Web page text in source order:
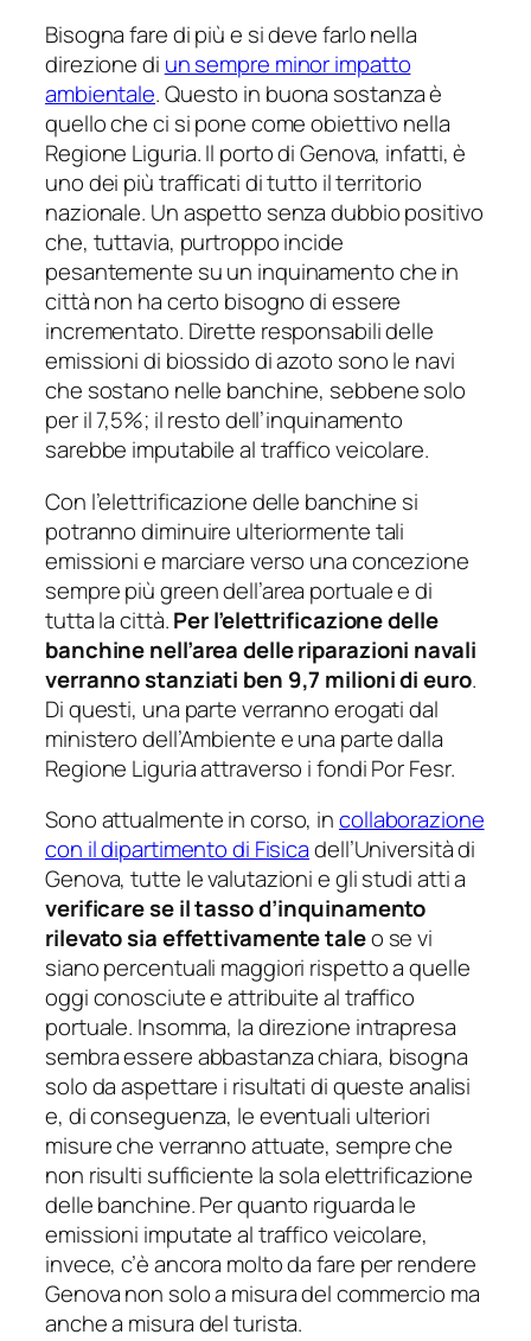
Bisogna fare di più e si deve farlo nella
direzione di un sempre minor impatto
ambientale. Questo in buona sostanza è
quello che ci si pone come obiettivo nella
Regione Liguria. Il porto di Genova, infatti, è
uno dei più trafficati di tutto il territorio
nazionale. Un aspetto senza dubbio positivo
che, tuttavia, purtroppo incide
pesantemente su un inquinamento che in
città non ha certo bisogno di essere
incrementato. Dirette responsabili delle
emissioni di biossido di azoto sono le navi
che sostano nelle banchine, sebbene solo
per il 7,5%; il resto dell’inquinamento
sarebbe imputabile al traffico veicolare.
Con l’elettrificazione delle banchine si
potranno diminuire ulteriormente tali
emissioni e marciare verso una concezione
sempre più green dell’area portuale e di
tutta la città.Per l’elettrificazione delle
banchine nell’area delle riparazioni navali
verranno stanziati ben 9,7 milioni di euro.
Di questi, una parte verranno erogati dal
ministero dell’Ambiente e una parte dalla
Regione Liguria attraverso i fondi Por Fesr.
Sono attualmente in corso, incollaborazione
con il dipartimento di Fisicadell’Università di
Genova, tutte le valutazioni e gli studi atti a
verificare se il tasso d’inquinamento
rilevato sia effettivamente taleo se vi
siano percentuali maggiori rispetto a quelle
oggi conosciute e attribuite al traffico
portuale. Insomma, la direzione intrapresa
sembra essere abbastanza chiara, bisogna
solo da aspettare i risultati di queste analisi
e, di conseguenza, le eventuali ulteriori
misure che verranno attuate, sempre che
non risulti sufficiente la sola elettrificazione
delle banchine. Per quanto riguarda le
emissioni imputate al traffico veicolare,
invece, c’è ancora molto da fare per rendere
Genova non solo a misura del commercio ma
anche a misura del turista.